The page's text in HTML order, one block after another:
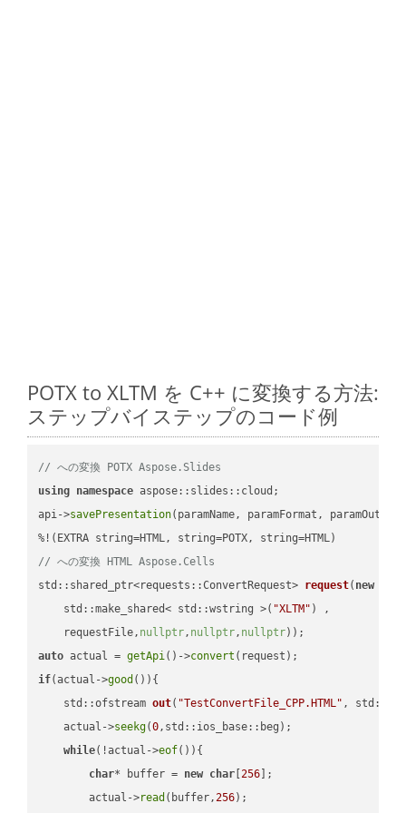
POTX to XLTM を C++ に変換する方法:
ステップバイステップのコード例
// への変換 POTX Aspose.Slides
using namespace aspose::slides::cloud;
api->savePresentation(paramName, paramFormat,
// への変換 HTML Aspose.Cells
std::shared_ptr<requests::ConvertRequest> request( new
    std::make_shared< std::wstring >(
"XLTM" ) ,
    requestFile,
nullptr, nullptr, nullptr))
auto actual = getApi()->convert
if(actual->good ()){
std::ofstream out( "TestConvertFile_CPP.HTML" ,
    actual->
seekg(0,std::ios_base::beg);
while(!actual->eof()){
char* buffer = new char [256 ];
        actual->
read (buffer,256);